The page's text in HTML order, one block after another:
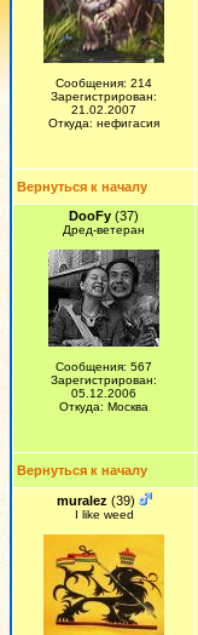
Сообщения: 214
Зарегистрирован:
21.02.2007
Откуда: нефигасия
Вернуться к началу
DooFy (37)
Дред-ветеран
Сообщения: 567
Зарегистрирован:
05.12.2006
Откуда: Москва
Вернуться к началу
muralez (39)
I like weed